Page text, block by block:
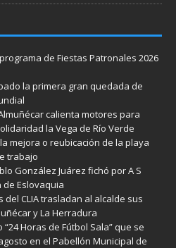
de Fiestas Patronales 2026
la primera gran quedada de
calienta motores para
la Vega de Río Verde
mejora o reubicación de la playa
trabajo
González Juárez fichó por A S
de Eslovaquia
CLIA trasladan al alcalde sus
y La Herradura
Horas de Fútbol Sala” que se
en el Pabellón Municipal de